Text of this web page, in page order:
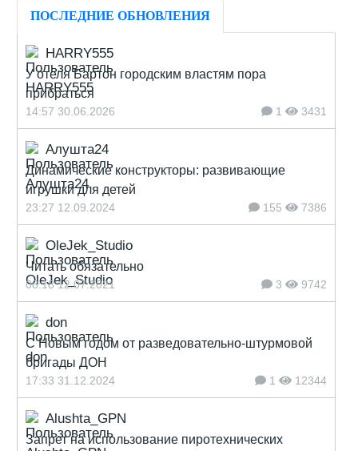
ПОСЛЕДНИЕ ОБНОВЛЕНИЯ
HARRY555
У отеля Бартон городским властям пора
прибраться
14:57 30.06.2026 1 3431
Алушта24
Динамические конструкторы: развивающие
игрушки для детей
23:27 12.09.2024 155 7386
OleJek_Studio
Читать обязательно
08:18 12.07.2021 3 9742
don
С Новым годом от разведовательно-штурмовой
бригады ДОН
17:33 31.12.2024 1 12344
Alushta_GPN
Запрет на использование пиротехнических